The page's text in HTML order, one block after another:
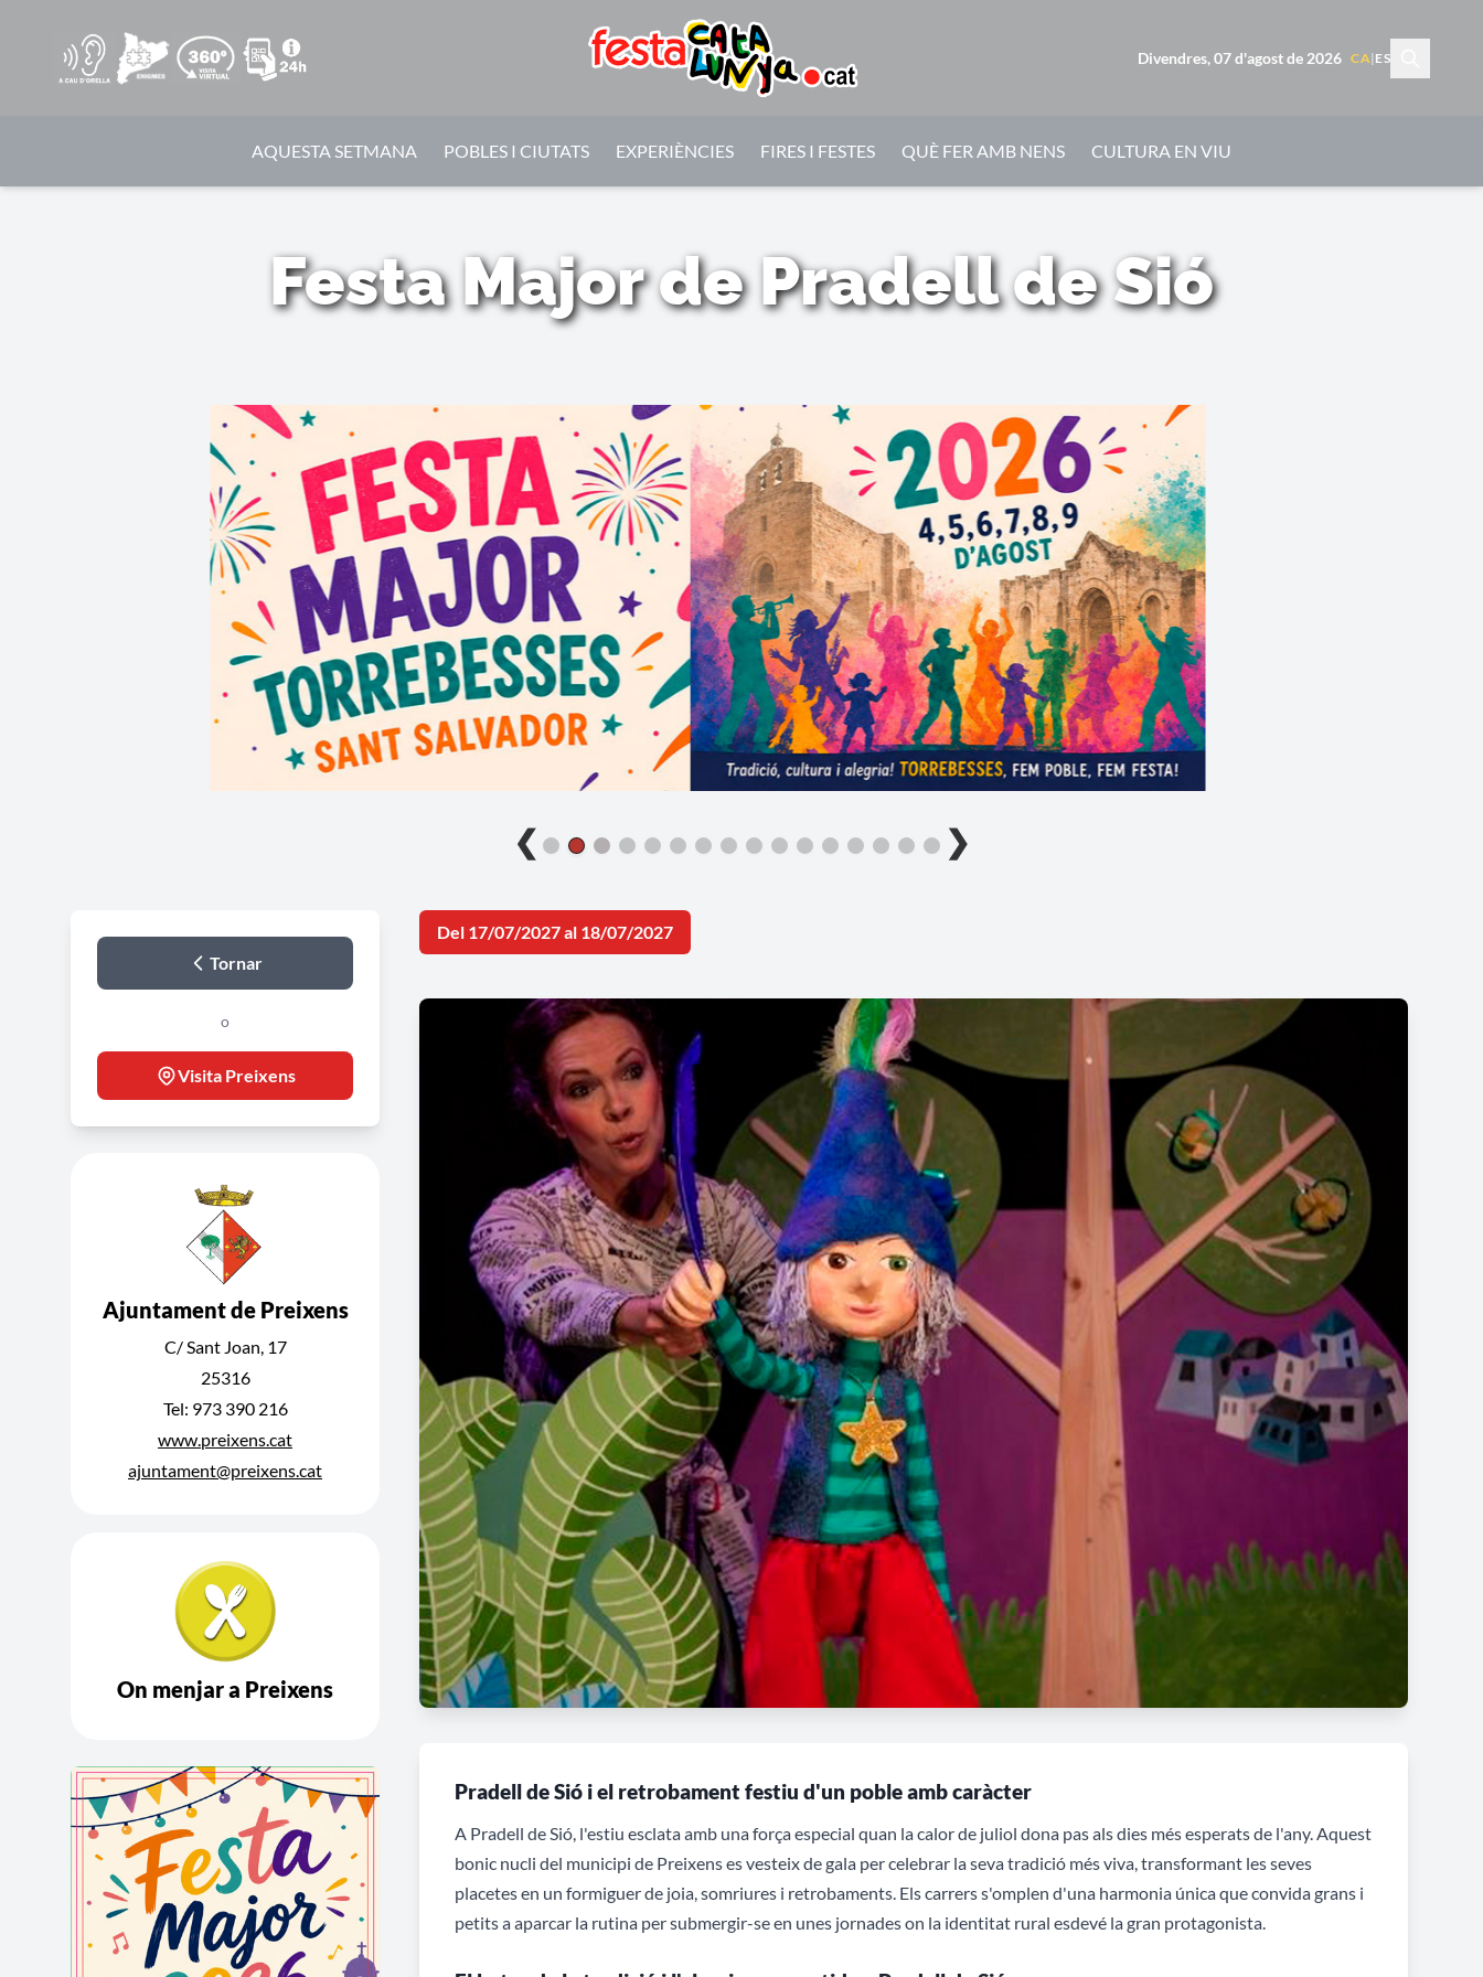
Divendres, 07 d'agost de 2026 CA| ES
AQUESTA SETMANA POBLES I CIUTATS EXPERIÈNCIES FIRES I FESTES QUÈ FER AMB NENS CULTURA EN VIU
Festa Major de Pradell de Sió
❮ ❯
Tornar
o
Visita Preixens
Ajuntament de Preixens
C/ Sant Joan, 17
25316
Tel: 973 390 216
www.preixens.cat
ajuntament@preixens.cat
On menjar a Preixens
Del 17/07/2027 al 18/07/2027
Pradell de Sió i el retrobament festiu d'un poble amb caràcter
A Pradell de Sió, l'estiu esclata amb una força especial quan la calor de juliol dona pas als dies més esperats de l'any. Aquest
bonic nucli del municipi de Preixens es vesteix de gala per celebrar la seva tradició més viva, transformant les seves
placetes en un formiguer de joia, somriures i retrobaments. Els carrers s'omplen d'una harmonia única que convida grans i
petits a aparcar la rutina per submergir-se en unes jornades on la identitat rural esdevé la gran protagonista.